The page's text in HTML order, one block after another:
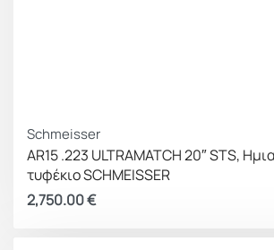
Schmeisser
AR15 .223 ULTRAMATCH 20″ STS,
τυφέκιο SCHMEISSER
2,750.00€